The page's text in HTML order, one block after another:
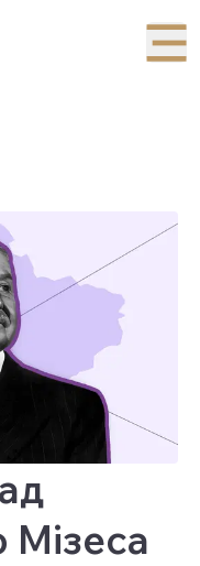
Мізеса